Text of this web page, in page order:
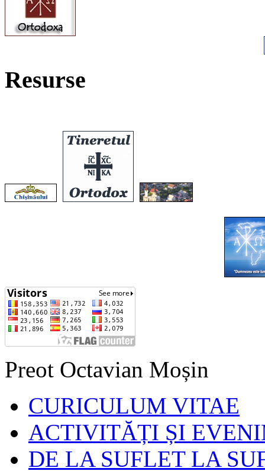
Resurse
Preot Octavian Moșin
CURICULUM VITAE
ACTIVITĂȚI ȘI
DE LA SUFLET LA